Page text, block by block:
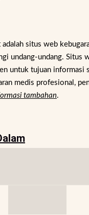
situs web
undang-undang. Situs
untuk tujuan informasi
medis profesional,
tambahan.